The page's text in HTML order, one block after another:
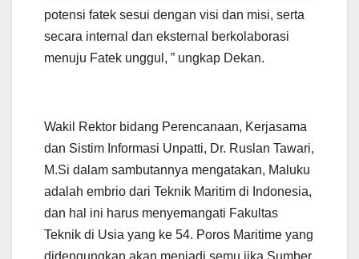
potensi fatek sesui dengan visi dan misi, serta
secara internal dan eksternal berkolaborasi
menuju Fatek unggul, ” ungkap Dekan.
Wakil Rektor bidang Perencanaan, Kerjasama
dan Sistim Informasi Unpatti, Dr. Ruslan Tawari,
M.Si dalam sambutannya mengatakan, Maluku
adalah embrio dari Teknik Maritim di Indonesia,
dan hal ini harus menyemangati Fakultas
Teknik di Usia yang ke 54. Poros Maritime yang